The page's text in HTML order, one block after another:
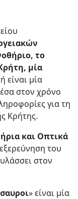
το
μία
είναι μία
στον χρόνο
για τη
Κρήτης.
και Οπτικά
του
στον
» είναι μία